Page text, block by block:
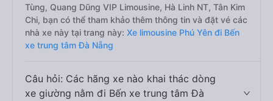
Tùng, Quang Dũng VIP Limousine, Hà Linh NT, Tân Kim
Chi, bạn có thể tham khảo thêm thông tin và đặt vé các
nhà xe này tại trang này: Xe limousine Phú Yên đi Bến
xe trung tâm Đà Nẵng
Câu hỏi: Các hãng xe nào khai thác dòng
xe giường nằm đi Bến xe trung tâm Đà